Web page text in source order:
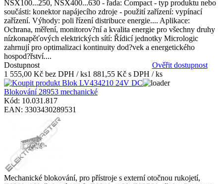
NSX100...250, NSX400...630 - řada: Compact - typ produktu nebo
součásti: konektor napájecího zdroje - použití zařízení: vypínací
zařízení. Výhody: poli řízení distribuce energie.... Aplikace:
Ochrana, měření, monitorov?ní a kvalita energie pro všechny druhy
nízkonapěťových elektrických sítí: Řídicí jednotky Micrologic
zahrnují pro optimalizaci kontinuity dod?vek a energetického
hospod?řství....
Dostupnost
Ověřit dostupnost
1 555,00 Kč bez DPH / ks1 881,55 Kč s DPH / ks
Blokování 28953 mechanické
Kód: 10.031.817
EAN: 3303430289531
Mechanické blokování, pro přístroje s externí otočnou rukojetí,